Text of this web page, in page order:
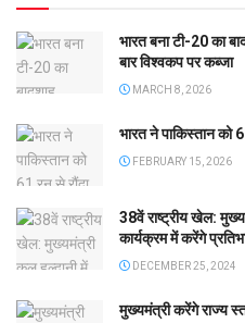
भारत बना टी-20 का
बार विश्वकप पर कब्जा
MARCH 8, 2026
भारत ने पाकिस्तान को
FEBRUARY 15, 2026
38वें राष्ट्रीय खेल:
कार्यक्रम में करेंगे
DECEMBER 25, 2024
मुख्यमंत्री करेंगे राज्य